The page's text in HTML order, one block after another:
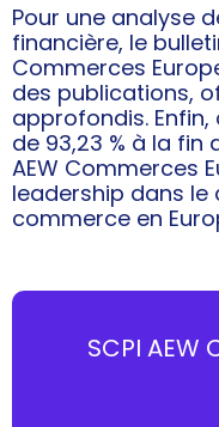
Pour une analyse
financière, le
Commerces
des publications,
approfondis.
de 93,23 % à la fin
AEW Commerces
leadership dans le
commerce en
SCPI